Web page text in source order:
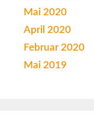
Mai 2020
April 2020
Februar 2020
Mai 2019